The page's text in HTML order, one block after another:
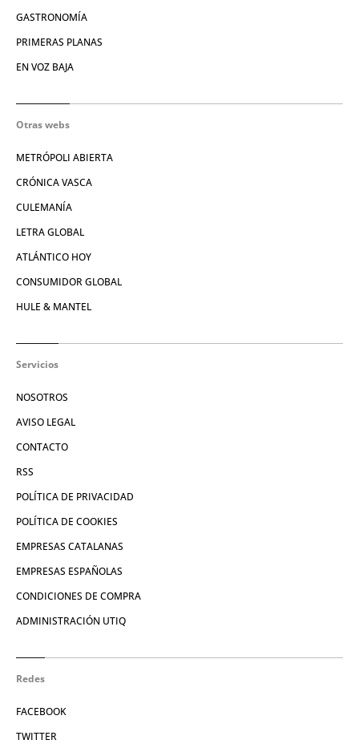
GASTRONOMÍA
PRIMERAS PLANAS
EN VOZ BAJA
Otras webs
METRÓPOLI ABIERTA
CRÓNICA VASCA
CULEMANÍA
LETRA GLOBAL
ATLÁNTICO HOY
CONSUMIDOR GLOBAL
HULE & MANTEL
Servicios
NOSOTROS
AVISO LEGAL
CONTACTO
RSS
POLÍTICA DE PRIVACIDAD
POLÍTICA DE COOKIES
EMPRESAS CATALANAS
EMPRESAS ESPAÑOLAS
CONDICIONES DE COMPRA
ADMINISTRACIÓN UTIQ
Redes
FACEBOOK
TWITTER